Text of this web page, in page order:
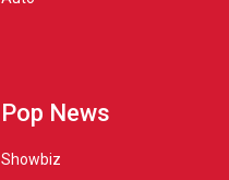
Pop News
Showbiz